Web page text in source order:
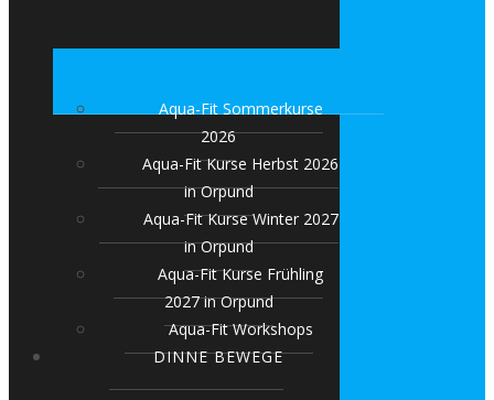
Aqua-Fit Sommerkurse
2026
Aqua-Fit Kurse Herbst 2026
in Orpund
Aqua-Fit Kurse Winter 2027
in Orpund
Aqua-Fit Kurse Frühling
2027 in Orpund
Aqua-Fit Workshops
DINNE BEWEGE